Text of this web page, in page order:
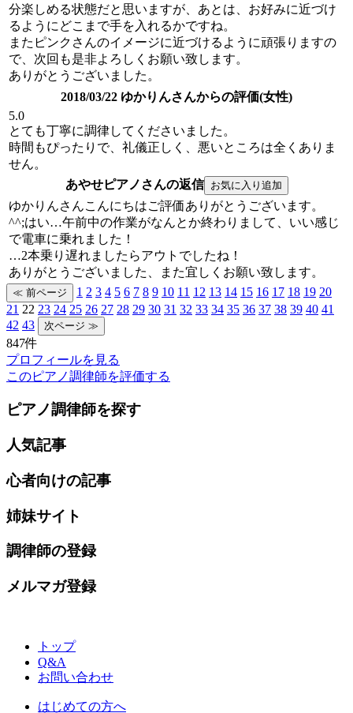
分楽しめる状態だと思いますが、あとは、お好みに近づけ
るようにどこまで手を入れるかですね。
またピンクさんのイメージに近づけるように頑張りますの
で、次回も是非よろしくお願い致します。
ありがとうございました。
2018/03/22 ゆかりんさんからの評価(女性)
5.0
とても丁寧に調律してくださいました。
時間もぴったりで、礼儀正しく、悪いところは全くありま
せん。
あやせピアノさんの返信
ゆかりんさんこんにちはご評価ありがとうございます。
^^;はい…午前中の作業がなんとか終わりまして、いい感じ
で電車に乗れました！
…2本乗り遅れましたらアウトでしたね！
ありがとうございました、また宜しくお願い致します。
1 2 3 4 5 6 7 8 9 10 11 12 13 14 15 16 17 18 19 20
21 22 23 24 25 26 27 28 29 30 31 32 33 34 35 36 37 38 39 40 41
42 43
847件
プロフィールを見る
このピアノ調律師を評価する
ピアノ調律師を探す
人気記事
心者向けの記事
姉妹サイト
調律師の登録
メルマガ登録
トップ
Q&A
お問い合わせ
はじめての方へ